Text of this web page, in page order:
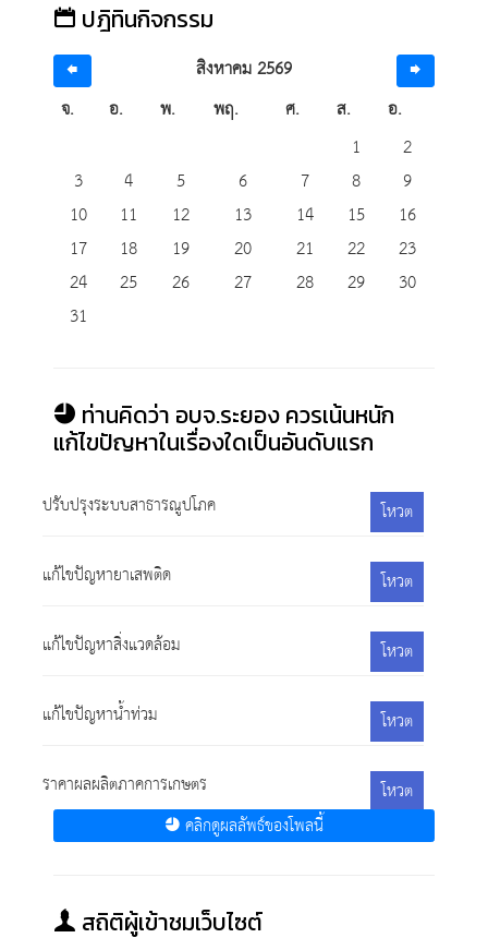
ปฎิทินกิจกรรม
สิงหาคม 2569
จ.
อ. พ. พฤ. ศ. ส.
อ.
1
2
3
4 5 6 7 8
9
10
11 12 13 14 15
16
17
18 19 20 21 22
23
24
25 26 27 28 29
30
31
ท่านคิดว่า อบจ.ระยอง ควรเน้นหนัก
แก้ไขปัญหาในเรื่องใดเป็นอันดับแรก
ปรับปรุงระบบสาธารณูปโภค โหวต
แก้ไขปัญหายาเสพติด โหวต
แก้ไขปัญหาสิ่งแวดล้อม โหวต
แก้ไขปัญหาน้ำท่วม โหวต
ราคาผลผลิตภาคการเกษตร
โหวต
คลิกดูผลลัพธ์ของโพลนี้
สถิติผู้เข้าชมเว็บไซต์